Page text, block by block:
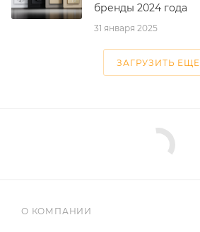
31 января 2025
бренды 2024 года
ЗАГРУЗИТЬ ЕЩЕ
О КОМПАНИИ